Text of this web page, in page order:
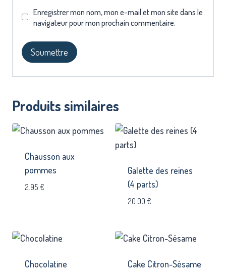
Enregistrer mon nom, mon e-mail et mon site dans le
navigateur pour mon prochain commentaire.
Produits similaires
Chausson aux
pommes
2.95 €
Galette des reines
(4 parts)
20.00 €
Chocolatine Cake Citron-Sésame